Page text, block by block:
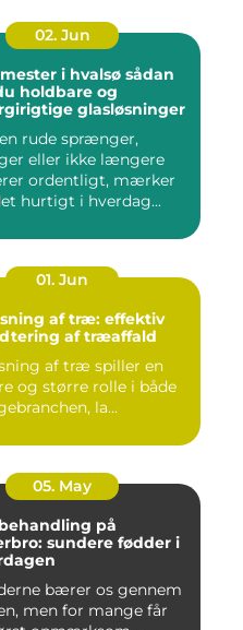
02. Jun
i hvalsø sådan
holdbare og
glasløsninger
rude sprænger,
eller ikke længere
ordentligt, mærker
hurtigt i hverdag...
01. Jun
af træ: effektiv
af træaffald
af træ spiller en
og større rolle i både
la...
05. May
på
sundere fødder i
bærer os gennem
men for mange får